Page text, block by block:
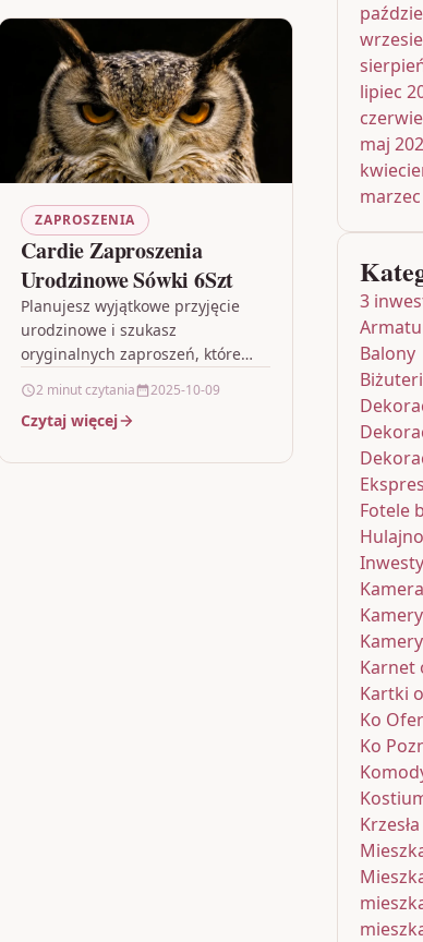
ZAPROSZENIA
Cardie Zaproszenia
Urodzinowe Sówki 6Szt
Planujesz wyjątkowe przyjęcie
urodzinowe i szukasz
oryginalnych zaproszeń, które
pierwszego spojrzenia? "Cardie
Zaproszenia Urodzinowe Sówki
2 minut czytania 2025-10-09
Czytaj więcej
lipiec
maj
3
Balony
Fotele
Karnet
Kartki
Ko
Ko